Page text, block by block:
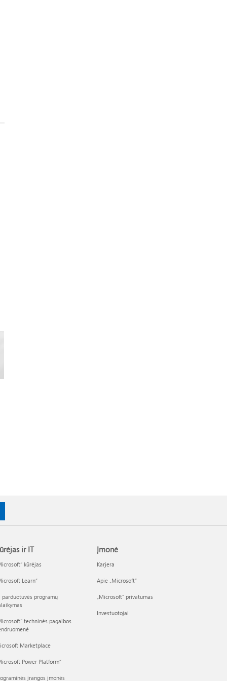
ir IT
kūrėjas
Learn“
parduotuvės programų
techninės pagalbos
Marketplace
Power Platform“
įrangos įmonės
Įmonė
Karjera
Apie „Microsoft“
„Microsoft“ privatumas
Investuotojai